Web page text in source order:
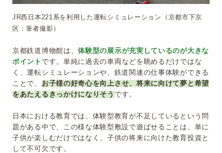
JR西日本221系を利用した運転シミュレーション（京都市下京
区：筆者撮影）
京都鉄道博物館は、体験型の展示が充実しているのが大きな
ポイント です。単純に過去の車両などを眺めるだけではな
く、運転シミュレーションや、鉄道関連の仕事体験ができる
ことで、 お子様の好奇心を向上させ、将来に向けて夢と希望
をあたえるきっかけになりそう です。
日本における教育では、体験型教育が不足しているという問
題がある中で、この様な体験型敷設で遊ばせることは、単に
子供が楽しむだけではなく、子供の将来に向けた教育投資と
して不可欠です。